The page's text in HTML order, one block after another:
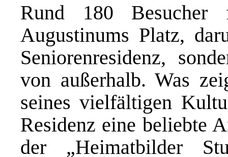
Rund 180 Besucher
Augustinums Platz,
Seniorenresidenz,
von außerhalb. Was
seines vielfältigen
Residenz eine beliebte
der „Heimatbilder